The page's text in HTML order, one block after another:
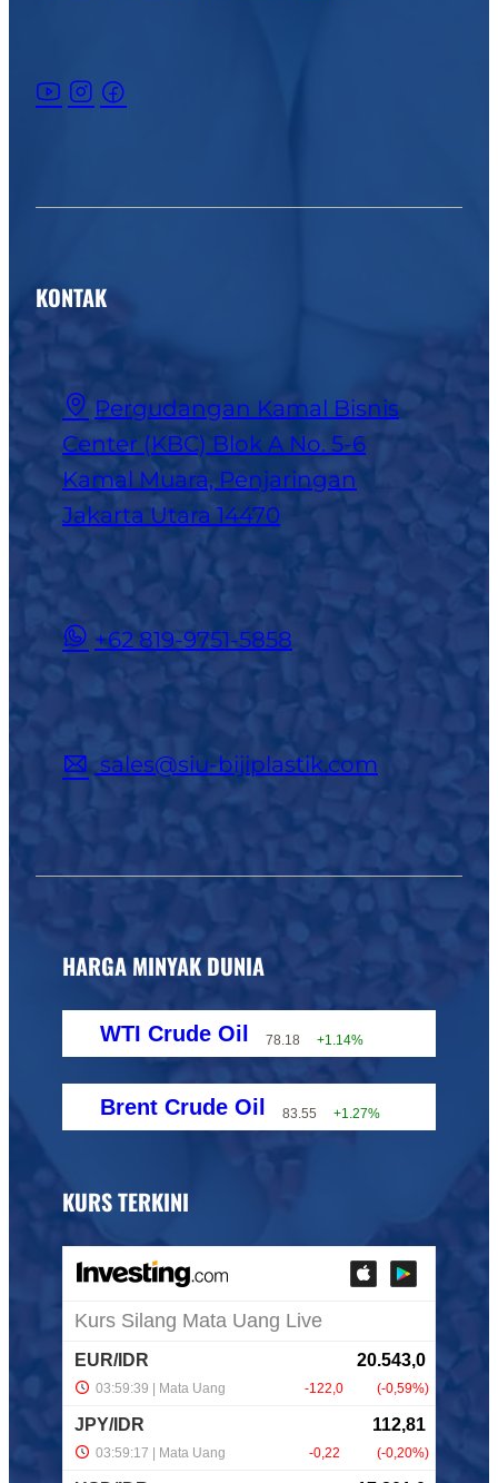
KONTAK
Pergudangan Kamal Bisnis
Center (KBC) Blok A No. 5-6
Kamal Muara, Penjaringan
Jakarta Utara 14470
+62 819-9751-5858
sales@siu-bijiplastik.com
HARGA MINYAK DUNIA
WTI Crude Oil 78.18 +1.14%
Brent Crude Oil 83.55 +1.27%
KURS TERKINI